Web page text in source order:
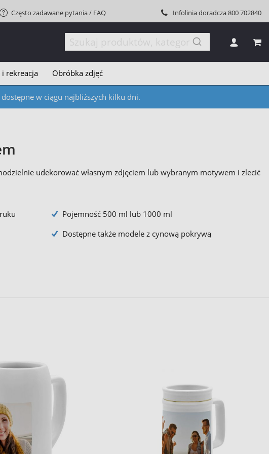
Często zadawane pytania / FAQ Infolinia doradcza800 702840
i rekreacja Obróbka zdjęć
w ciągu najbliższych kilku dni.
udekorować własnym zdjęciem lub wybranym motywem i zlecić
Pojemność 500 ml lub 1000 ml
Dostępne także modele z cynową pokrywą